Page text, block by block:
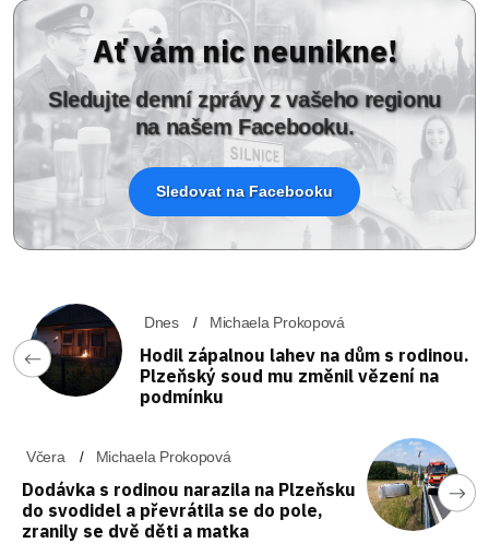
Ať vám nic neunikne!
Sledujte denní zprávy z vašeho regionu
na našem Facebooku.
Sledovat na Facebooku
Dnes Michaela Prokopová
Hodil zápalnou lahev na dům s rodinou.
Plzeňský soud mu změnil vězení na
podmínku
Včera Michaela Prokopová
Dodávka s rodinou narazila na Plzeňsku
do svodidel a převrátila se do pole,
zranily se dvě děti a matka